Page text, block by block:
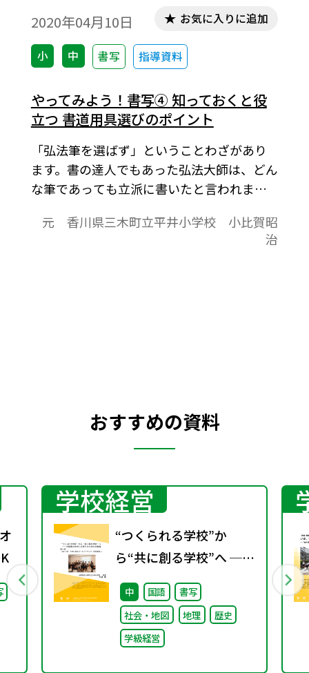
2020年04月10日
小 中 書写 指導資料
お気に入りに追加
やってみよう！書写④ 知っておくと役
立つ 書道用具選びのポイント
「弘法筆を選ばず」ということわざがあり
ます。書の達人でもあった弘法大師は、どん
な筆であっても立派に書いたと言われます
使い分け、よい筆を求めたとされます。で
は、上手な用具の選び方のコツをご紹介し
元 香川県三木町立平井小学校 小比賀昭
治
おすすめの資料
学校経営
“つくられる学校”か
ら“共に創る学校”へ ──
不確実な時代に応答する
小津中の実践 第一回 “当
たり前”を問い直すルー
ルメイキング（校則見直
中 国語
書写
社会・地図
地理
歴史
学級経営